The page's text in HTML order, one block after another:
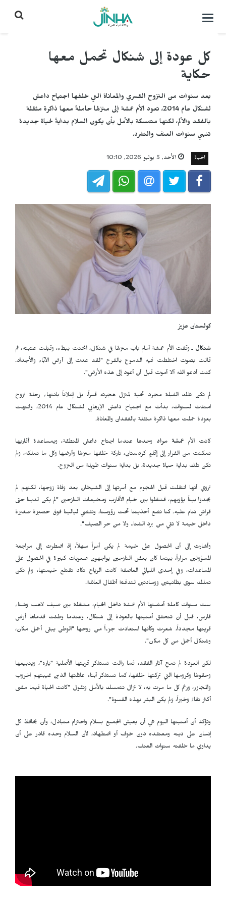
التحكم
كل عودة إلى شنكال تحمل معها
حكاية
بعد سنوات من النزوح القسري والمعاناة التي خلفها اجتياح داعش
لشنكال عام 2014، تعود الأم عمشة إلى منزلها حاملةً معها ذاكرة مثقلة
بالفقد والألم، لكنها متمسكة بالأمل بأن يكون السلام بدايةً لحياة جديدة
تنهي سنوات العنف والتشرد.
الحياة الأحد, 5 يوليو 2026, 10:10
كولستان عزيز
شنكالـ وقفت الأم عمشة أمام باب منزلها في شنكال، انحنت ببطء، وقبّلت عتبته، ثم
قالت بصوت اختلطت فيه الدموع بالفرح "لقد عدت إلى أرض الآباء والأجداد.
كنت أدعو الله ألا أموت قبل أن أعود إلى هذه الأرض".
لم تكن تلك القبلة مجرد تحية لمنزل هجرته قسراً، بل إعلاناً بانتهاء رحلة نزوح
امتدت لسنوات، بدأت مع اجتياح داعش الإرهابي لشنكال عام 2014، وانتهت
بعودة حملت معها ذاكرة مثقلة بالفقدان والمعاناة.
كانت الأم عمشة مراد وحدها عندما اجتاح داعش المنطقة، وبمساعدة أقاربها
تمكنت من الفرار إلى إقليم كردستان، تاركة خلفها منزلها وأرضها وكل ما تملكه، ولم
تكن تلك بداية حياة جديدة، بل بداية سنوات طويلة من النزوح.
تروي أنها انتقلت قبل الهجوم مع أسرتها إلى الشيخان بعد وفاة زوجها، لكنهم لم
يجدوا بيتاً يؤويهم، فتنقلوا بين خيام الأقارب ومخيمات النازحين "لم يكن لدينا حتى
فراش ننام عليه. كنا نضع أحذيتنا تحت رؤوسنا، ونقضي ليالينا فوق حصيرة صغيرة
داخل خيمة لا تقي من برد الشتاء ولا من حر الصيف".
وأشارت إلى أن الحصول على خيمة لم يكن أمراً سهلاً، إذ اضطرت إلى مراجعة
المسؤولين مراراً، بينما كان بعض النازحين يواجهون صعوبات كبيرة في الحصول على
المساعدات، وفي إحدى الليالي العاصفة كانت الرياح تكاد تقتلع خيمتها، ولم تكن
تملك سوى بطانيتين ووسادتين لتدفئة أطفال العائلة.
ست سنوات كاملة أمضتها الأم عمشة داخل الخيام، متنقلة بين صيف لاهب وشتاء
قارس، قبل أن تتحقق أمنيتها بالعودة إلى شنكال، وعندما وطئت قدماها أرض
قريتها مجدداً، شعرت وكأنها استعادت جزءاً من روحها "الوطن يبقى أجمل مكان،
وشنكال أجمل من كل مكان".
لكن العودة لم تمحِ آثار الفقد، فما زالت تستذكر قريتها الأصلية "باره"، وينابيعها
وحقولها وكرومها التي تركتها خلفها، كما تستذكر أبناء عائلتها الذين غيبتهم الحروب
والمجازر، ورغم كل ما مرت به، لا تزال تتمسك بالأمل وتقول "كانت الحياة فيما مضى
أكثر نقاءً وخيراً، ولم يكن البشر بهذه القسوة".
وتؤكد أن أمنيتها اليوم هي أن يعيش الجميع بسلام واحترام متبادل، وأن يحافظ كل
إنسان على دينه ومعتقده دون خوف أو اضطهاد، لأن السلام وحده قادر على أن
يداوي ما خلفته سنوات العنف.